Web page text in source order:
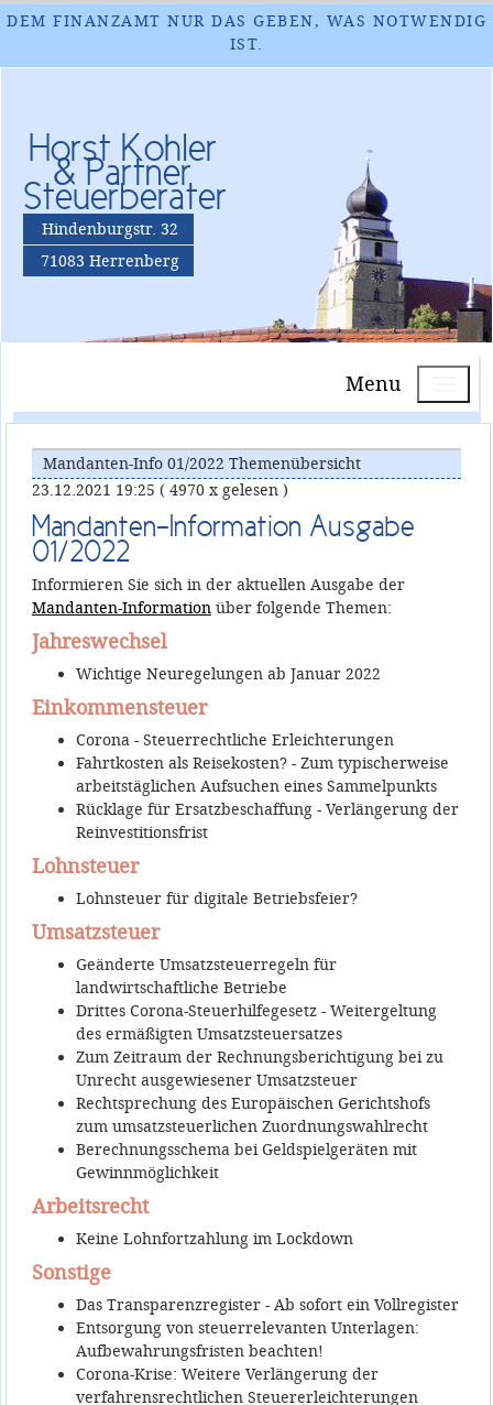
DEM FINANZAMT NUR DAS GEBEN, WAS NOTWENDIG
IST.
Horst Kohler
& Partner
Steuerberater
Hindenburgstr. 32
71083 Herrenberg
Menu
Mandanten-Info 01/2022 Themenübersicht
23.12.2021 19:25 ( 4970 x gelesen )
Mandanten-Information Ausgabe
01/2022
Informieren Sie sich in der aktuellen Ausgabe der
Mandanten-Informationüber folgende Themen:
Jahreswechsel
Wichtige Neuregelungen ab Januar 2022
Einkommensteuer
Corona - Steuerrechtliche Erleichterungen
Fahrtkosten als Reisekosten? - Zum typischerweise
arbeitstäglichen Aufsuchen eines Sammelpunkts
Rücklage für Ersatzbeschaffung - Verlängerung der
Reinvestitionsfrist
Lohnsteuer
Lohnsteuer für digitale Betriebsfeier?
Umsatzsteuer
Geänderte Umsatzsteuerregeln für
landwirtschaftliche Betriebe
Drittes Corona-Steuerhilfegesetz - Weitergeltung
des ermäßigten Umsatzsteuersatzes
Zum Zeitraum der Rechnungsberichtigung bei zu
Unrecht ausgewiesener Umsatzsteuer
Rechtsprechung des Europäischen Gerichtshofs
zum umsatzsteuerlichen Zuordnungswahlrecht
Berechnungsschema bei Geldspielgeräten mit
Gewinnmöglichkeit
Arbeitsrecht
Keine Lohnfortzahlung im Lockdown
Sonstige
Das Transparenzregister - Ab sofort ein Vollregister
Entsorgung von steuerrelevanten Unterlagen:
Aufbewahrungsfristen beachten!
Corona-Krise: Weitere Verlängerung der
verfahrensrechtlichen Steuererleichterungen